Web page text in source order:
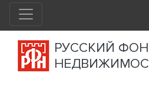
РУССКИЙ